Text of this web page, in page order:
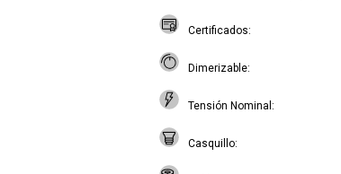
Certificados
Dimerizable
Tensión Nominal
Casquillo